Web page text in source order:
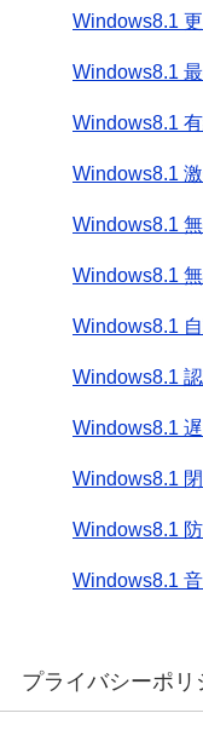
Windows8.1
Windows8.1
Windows8.1
Windows8.1
Windows8.1
Windows8.1
Windows8.1
Windows8.1
Windows8.1
Windows8.1
Windows8.1
Windows8.1
プライバシーポリ